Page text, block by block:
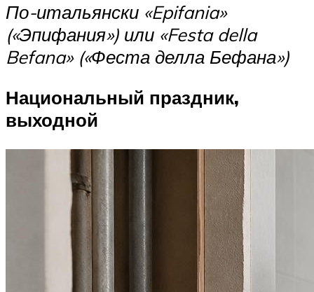
По-итальянски «Epifania»
(«Эпифания») или «Festa della
Befana» («Феста делла Бефана»)
Национальный праздник,
выходной